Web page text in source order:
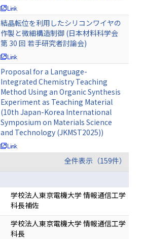
結晶転位を利用したシリコンワイヤの
作製と微細構造制御 (日本材料科学会
第 30 回 若手研究者討論会)
Proposal for a Language-
Integrated Chemistry Teaching
Method Using an Organic Synthesis
Experiment as Teaching Material
(10th Japan-Korea International
Symposium on Materials Science
and Technology (JKMST2025))
全件表示（159件）
学校法人東京電機大学 情報通信工学
科長補佐
学校法人東京電機大学 情報通信工学
科長